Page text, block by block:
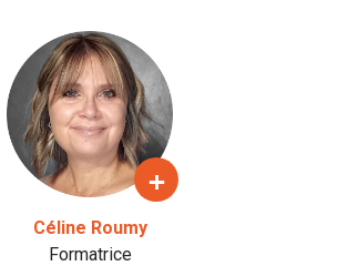
+Voir le
Céline Roumy
Formatrice